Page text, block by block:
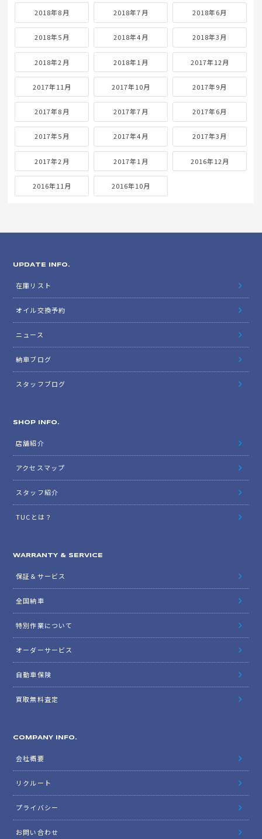
2018年8月 2018年7月 2018年6月
2018年5月 2018年4月 2018年3月
2018年2月 2018年1月 2017年12月
2017年11月 2017年10月 2017年9月
2017年8月 2017年7月 2017年6月
2017年5月 2017年4月 2017年3月
2017年2月 2017年1月 2016年12月
2016年11月 2016年10月
UPDATE INFO.
在庫リスト
オイル交換予約
ニュース
納車ブログ
スタッフブログ
SHOP INFO.
店舗紹介
アクセスマップ
スタッフ紹介
TUCとは？
WARRANTY & SERVICE
保証＆サービス
全国納車
特別作業について
オーダーサービス
自動車保険
買取無料査定
COMPANY INFO.
会社概要
リクルート
プライバシー
お問い合わせ